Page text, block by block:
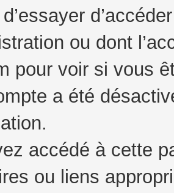
ou dont
pour voir si vous
a été
accédé à cette
ou liens